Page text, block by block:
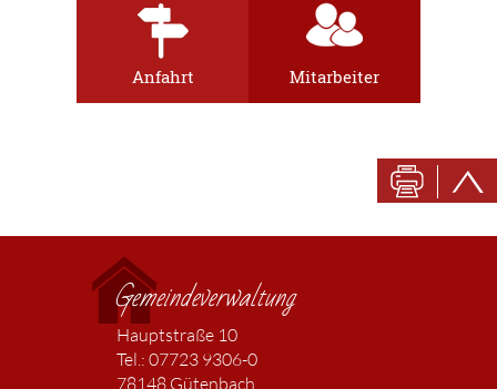
Anfahrt Mitarbeiter
Gemeindeverwaltung
Hauptstraße 10
Tel.: 07723 9306-0
78148 Gütenbach